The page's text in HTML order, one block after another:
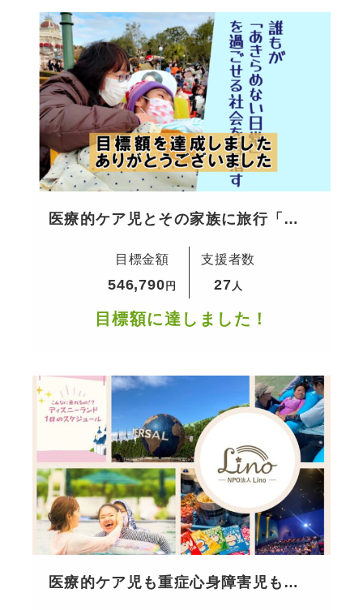
医療的ケア児とその家族に旅行「で
目標金額
546,790 円
支援者数
27人
目標額に達しました！
医療的ケア児も重症心身障害児も、